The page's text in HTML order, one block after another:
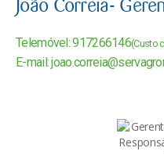
João Correia-
Telemóvel: 917266146(Custo
E-mail: